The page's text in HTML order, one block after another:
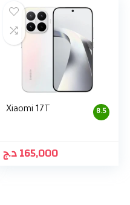
8.5
Xiaomi 17T
165,000د.ج